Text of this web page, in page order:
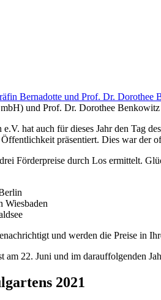
und Prof. Dr. Dorothee
hat auch für dieses Jahr den Tag
präsentiert. Dies war der
Förderpreise durch Los ermittelt.
Wiesbaden
und werden die Preise in
am 22. Juni und im darauffolgenden
2021